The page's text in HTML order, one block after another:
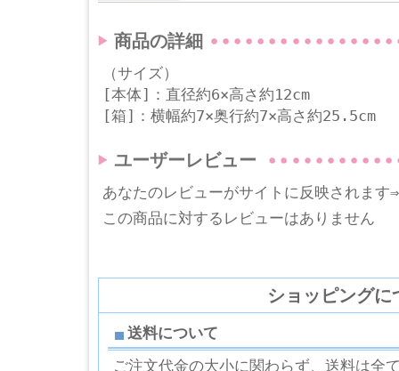
商品の詳細
（サイズ）
[本体]：直径約6×高さ約12cm
[箱]：横幅約7×奥行約7×高さ約25.5cm
ユーザーレビュー
あなたのレビューがサイトに反映されま
この商品に対するレビューはありません
ショッピングに
送料について
ご注文代金の大小に関わらず、送料は全